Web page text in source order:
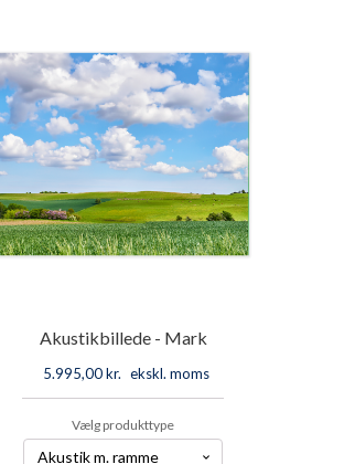
Akustikbillede - Mark
5.995,00kr. ekskl. moms
Vælg produkttype